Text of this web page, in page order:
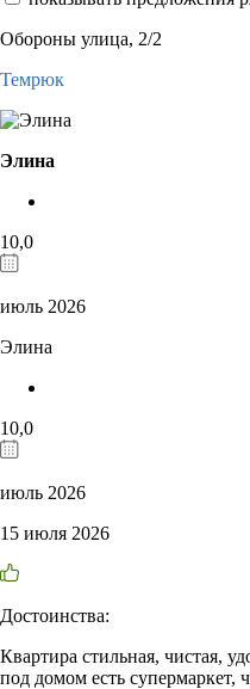
Обороны улица, 2/2
Темрюк
Элина
10,0
июль 2026
Элина
10,0
июль 2026
15 июля 2026
Достоинства:
Квартира стильная, чистая,
под домом есть супермаркет,